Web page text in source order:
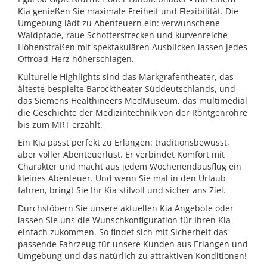
Kia genießen Sie maximale Freiheit und Flexibilität. Die
Umgebung lädt zu Abenteuern ein: verwunschene
Waldpfade, raue Schotterstrecken und kurvenreiche
Höhenstraßen mit spektakulären Ausblicken lassen jedes
Offroad-Herz höherschlagen.
Kulturelle Highlights sind das Markgrafentheater, das
älteste bespielte Barocktheater Süddeutschlands, und
das Siemens Healthineers MedMuseum, das multimedial
die Geschichte der Medizintechnik von der Röntgenröhre
bis zum MRT erzählt.
Ein Kia passt perfekt zu Erlangen: traditionsbewusst,
aber voller Abenteuerlust. Er verbindet Komfort mit
Charakter und macht aus jedem Wochenendausflug ein
kleines Abenteuer. Und wenn Sie mal in den Urlaub
fahren, bringt Sie Ihr Kia stilvoll und sicher ans Ziel.
Durchstöbern Sie unsere aktuellen Kia Angebote oder
lassen Sie uns die Wunschkonfiguration für Ihren Kia
einfach zukommen. So findet sich mit Sicherheit das
passende Fahrzeug für unsere Kunden aus Erlangen und
Umgebung und das natürlich zu attraktiven Konditionen!